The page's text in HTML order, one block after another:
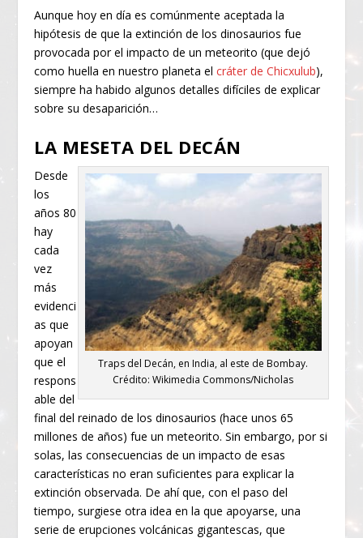
Aunque hoy en día es comúnmente aceptada la
hipótesis de que la extinción de los dinosaurios fue
provocada por el impacto de un meteorito (que dejó
como huella en nuestro planeta elcráter de Chicxulub),
siempre ha habido algunos detalles difíciles de explicar
sobre su desaparición…
LA MESETA DEL DECÁN
Traps del Decán, en India, al este de Bombay.
Crédito: Wikimedia Commons/Nicholas
Desde
los
años 80
hay
cada
vez
más
evidenci
as que
apoyan
que el
respons
able del
final del reinado de los dinosaurios (hace unos 65
millones de años) fue un meteorito. Sin embargo, por si
solas, las consecuencias de un impacto de esas
características no eran suficientes para explicar la
extinción observada. De ahí que, con el paso del
tiempo, surgiese otra idea en la que apoyarse, una
serie de erupciones volcánicas gigantescas, que